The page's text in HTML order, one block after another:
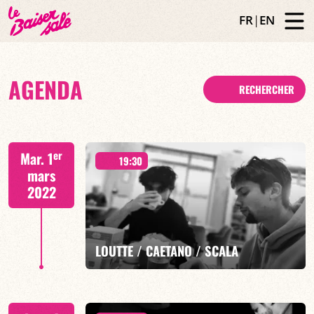
FR|EN
AGENDA RECHERCHER
Mar. 1er
mars
2022
19:30
LOUTTE / CAETANO / SCALA